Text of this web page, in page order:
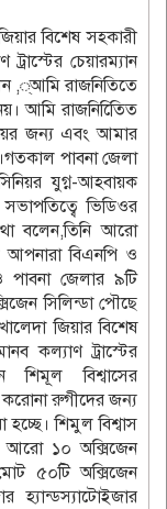
বিশেষ সহকারী
চেয়ারম্যান
,্আমি রাজনিতিতে
আমি রাজনিতিেিত
জন্য এবং আমার
পাবনা জেলা
যুগ্ন-আহবায়ক
ভিডিওর
বলেন,তিনি আরো
বিএনপি ও
জেলার ৯টি
সিলিন্ডা পৌছে
জিয়ার বিশেষ
কল্যাণ ট্রাস্টের
শিমূল বিশ্বাসের
করোনা রুগীদের জন্য
হচ্ছে। শিমুল বিশ্বাস
আরো ১০ অক্সিজেন
৫০টি অক্সিজেন
হ্যান্ডস্যাটোইজার